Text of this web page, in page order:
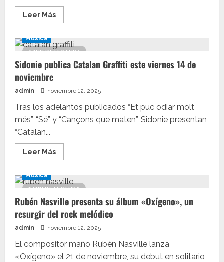
Leer MásLeer
más
No
te
el
concierto
el
de
noviembre
en
Madrid
6 MIN DE LECTURA
Música
Sidonie publica Catalan Graffiti este viernes 14 de
noviembre
admin noviembre 12, 2025
Tras los adelantos publicados “Et puc odiar molt
més”, “Sé” y “Cançons que maten”, Sidonie presentan
“Catalan...
Leer MásLeer
más
Sidonie
publica Catalan
este
viernes
14
noviembre
3 MIN DE LECTURA
Música
Rubén Nasville presenta su álbum «Oxígeno», un
resurgir del rock melódico
admin noviembre 12, 2025
El compositor maño Rubén Nasville lanza
«Oxígeno» el 21 de noviembre, su debut en solitario